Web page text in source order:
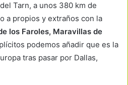
Tarn, a unos 380 km de
a propios y extraños con la
los Faroles, Maravillas de
podemos añadir que es la
tras pasar por Dallas,